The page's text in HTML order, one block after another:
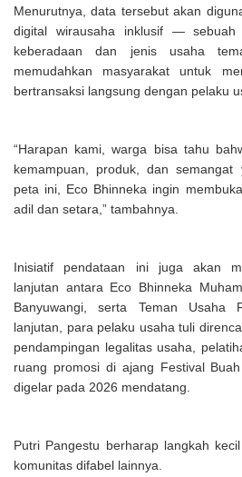
Menurutnya, data tersebut akan
digital wirausaha inklusif — sebuah
keberadaan dan jenis usaha
memudahkan masyarakat untuk
bertransaksi langsung dengan pelaku
“Harapan kami, warga bisa tahu
kemampuan, produk, dan
peta ini, Eco Bhinneka ingin
adil dan setara,” tambahnya.
Inisiatif pendataan ini juga akan
lanjutan antara Eco Bhinneka
Banyuwangi, serta Teman Usaha
lanjutan, para pelaku usaha tuli
pendampingan legalitas usaha,
ruang promosi di ajang Festival
digelar pada 2026 mendatang.
Putri Pangestu berharap langkah
komunitas difabel lainnya.